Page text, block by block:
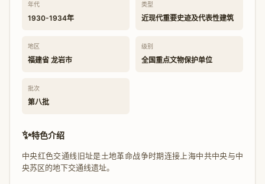
年代
1930-1934年
类型
近现代重要史迹及代表性建筑
地区
福建省 龙岩市
级别
全国重点文物保护单位
批次
第八批
✨特色介绍
中央红色交通线旧址是土地革命战争时期连接上海中共中央与中
央苏区的地下交通线遗址。